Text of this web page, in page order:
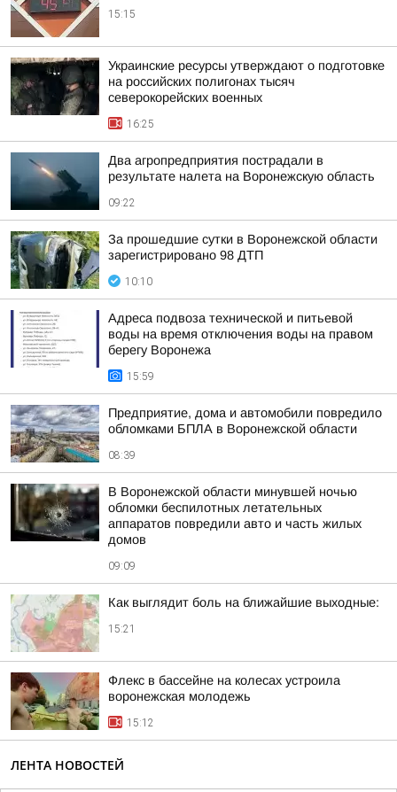
15:15
Украинские ресурсы утверждают о подготовке
на российских полигонах тысяч
северокорейских военных
16:25
Два агропредприятия пострадали в
результате налета на Воронежскую область
09:22
За прошедшие сутки в Воронежской области
зарегистрировано 98 ДТП
10:10
Адреса подвоза технической и питьевой
воды на время отключения воды на правом
берегу Воронежа
15:59
Предприятие, дома и автомобили повредило
обломками БПЛА в Воронежской области
08:39
В Воронежской области минувшей ночью
обломки беспилотных летательных
аппаратов повредили авто и часть жилых
домов
09:09
Как выглядит боль на ближайшие выходные:
15:21
Флекс в бассейне на колесах устроила
воронежская молодежь
15:12
ЛЕНТА НОВОСТЕЙ